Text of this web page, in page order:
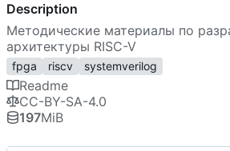
Description
Методические материалы по
архитектуры RISC-V
fpga riscv systemverilog
Readme
CC-BY-SA-4.0
197MiB